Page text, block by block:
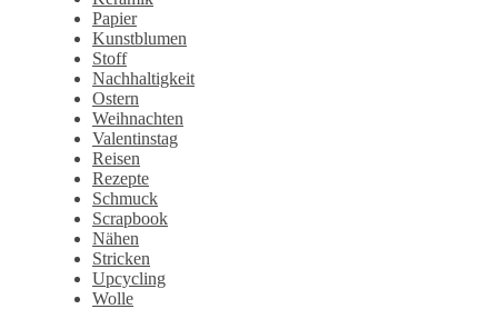
Papier
Kunstblumen
Stoff
Nachhaltigkeit
Ostern
Weihnachten
Valentinstag
Reisen
Rezepte
Schmuck
Scrapbook
Nähen
Stricken
Upcycling
Wolle